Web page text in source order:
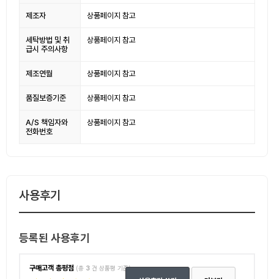
제조자 상품페이지 참고
세탁방법 및 취
급시 주의사항
상품페이지 참고
제조연월 상품페이지 참고
품질보증기준 상품페이지 참고
A/S 책임자와
전화번호
상품페이지 참고
사용후기
등록된 사용후기
구매고객 총평점 (총 3 건 상품평 기준)